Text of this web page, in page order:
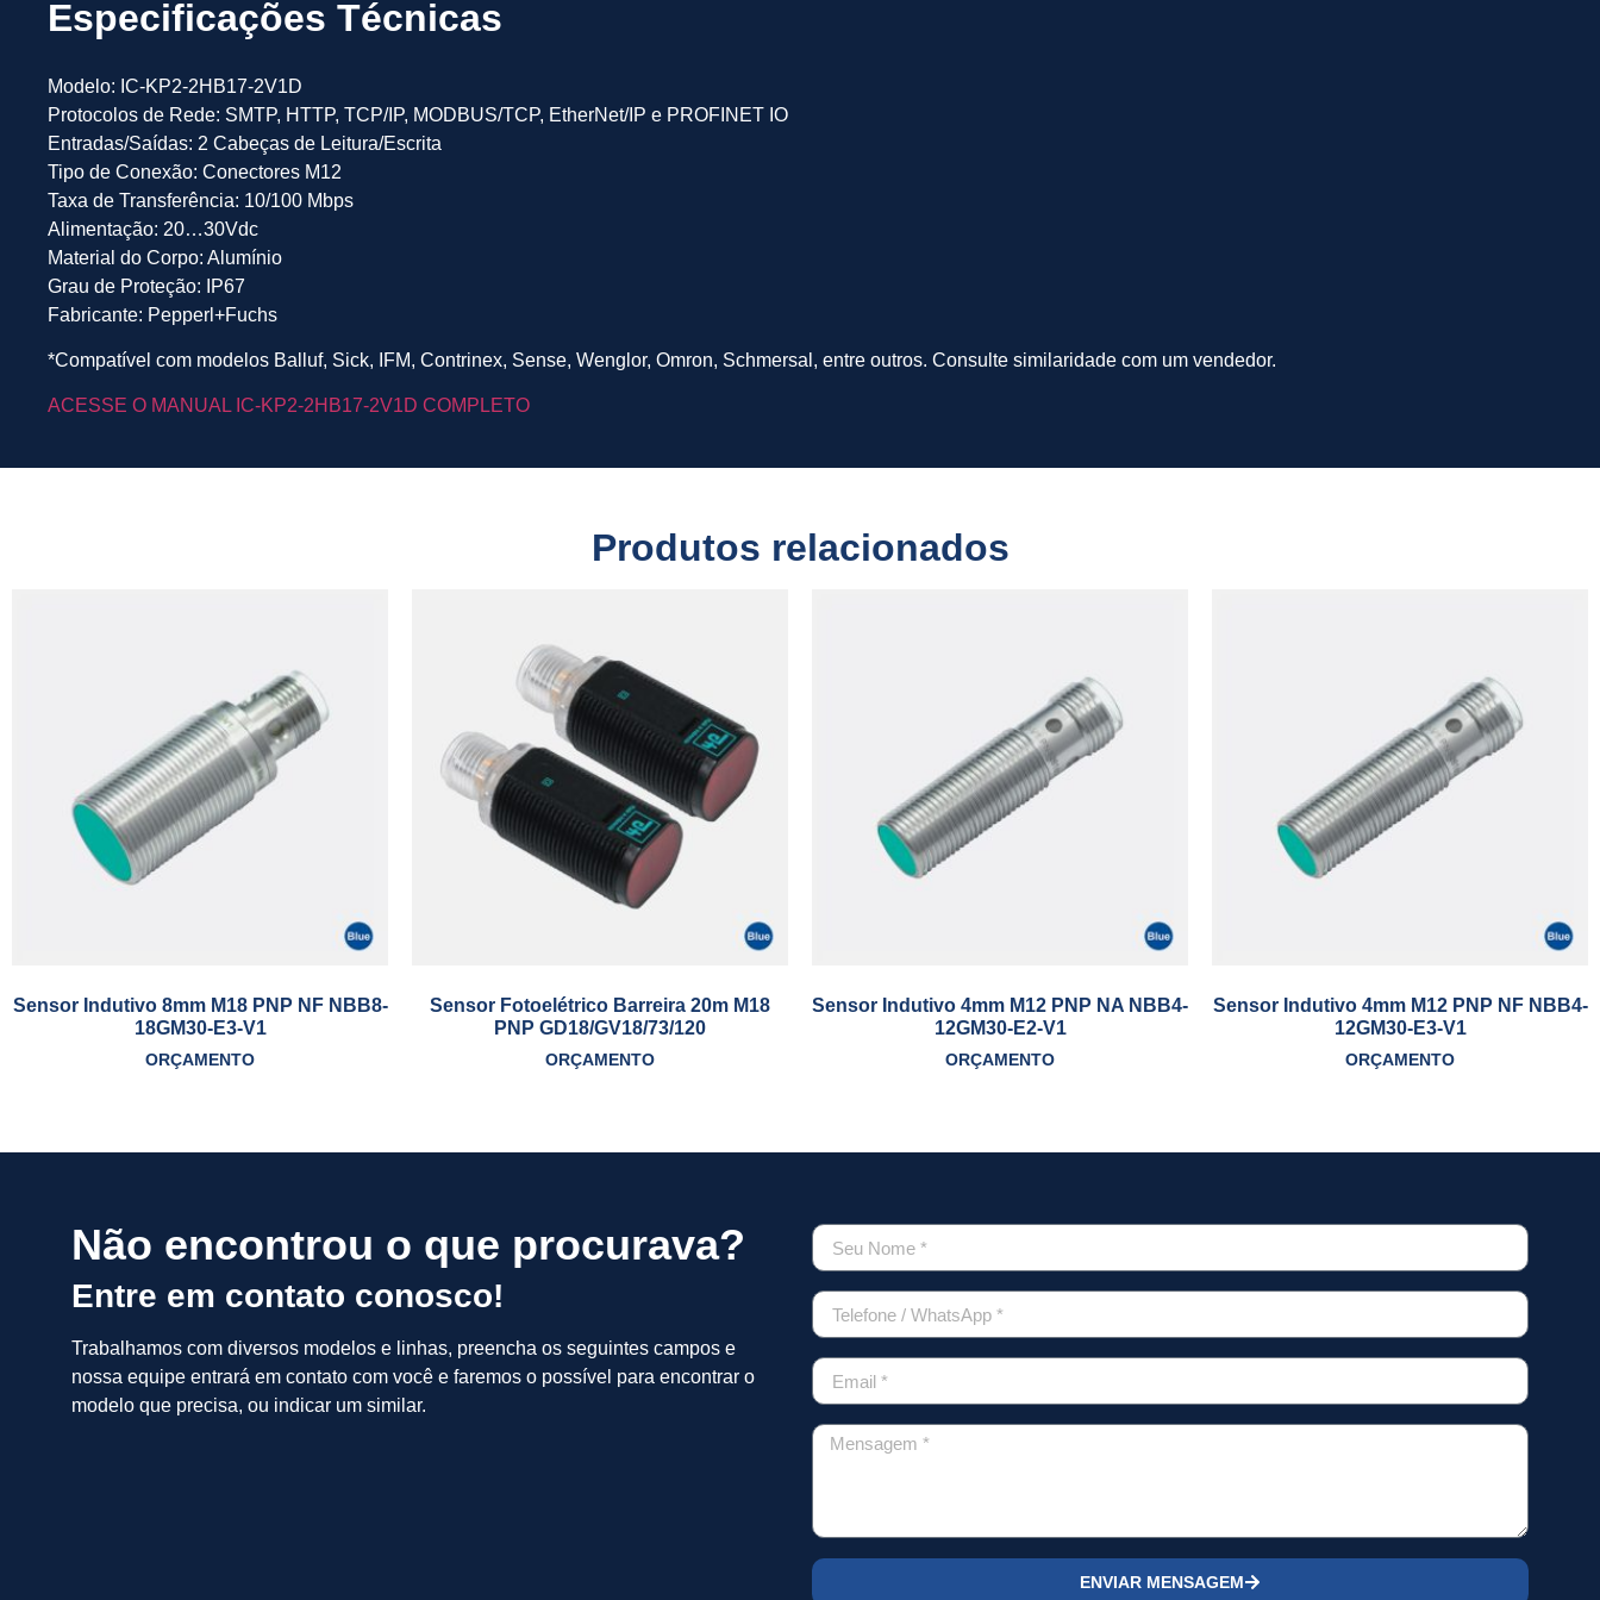
Especificações Técnicas
Modelo: IC-KP2-2HB17-2V1D
Protocolos de Rede: SMTP, HTTP, TCP/IP, MODBUS/TCP, EtherNet/IP e PROFINET IO
Entradas/Saídas: 2 Cabeças de Leitura/Escrita
Tipo de Conexão: Conectores M12
Taxa de Transferência: 10/100 Mbps
Alimentação: 20…30Vdc
Material do Corpo: Alumínio
Grau de Proteção: IP67
Fabricante: Pepperl+Fuchs
*Compatível com modelos Balluf, Sick, IFM, Contrinex, Sense, Wenglor, Omron, Schmersal, entre outros. Consulte similaridade com um vendedor.
ACESSE O MANUAL IC-KP2-2HB17-2V1D COMPLETO
Produtos relacionados
Sensor Indutivo 8mm M18 PNP NF NBB8-
18GM30-E3-V1
ORÇAMENTO
Sensor Fotoelétrico Barreira 20m M18
PNP GD18/GV18/73/120
ORÇAMENTO
Sensor Indutivo 4mm M12 PNP NA NBB4-
12GM30-E2-V1
ORÇAMENTO
Sensor Indutivo 4mm M12 PNP NF NBB4-
12GM30-E3-V1
ORÇAMENTO
Não encontrou o que procurava?
Entre em contato conosco!
Trabalhamos com diversos modelos e linhas, preencha os seguintes campos e
nossa equipe entrará em contato com você e faremos o possível para encontrar o
modelo que precisa, ou indicar um similar.
ENVIAR MENSAGEM